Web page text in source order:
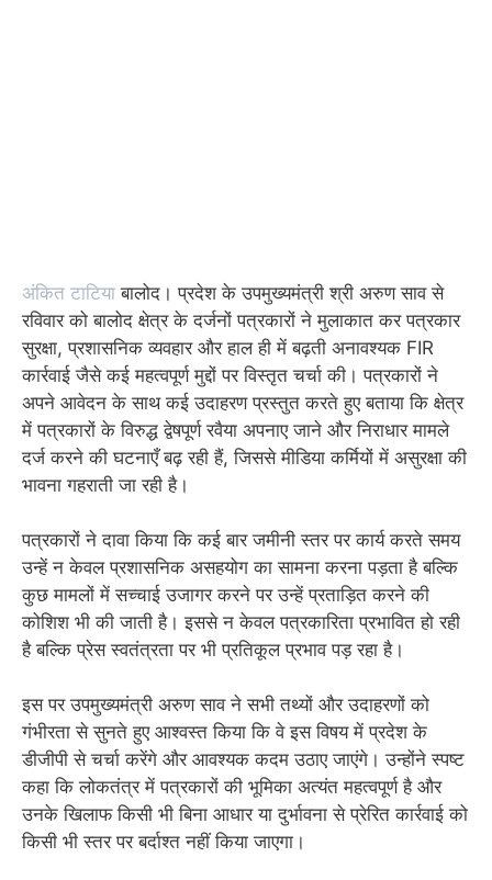
अंकित टाटियाबालोद। प्रदेश के उपमुख्यमंत्री श्री अरुण साव से
रविवार को बालोद क्षेत्र के दर्जनों पत्रकारों ने मुलाकात कर पत्रकार
सुरक्षा, प्रशासनिक व्यवहार और हाल ही में बढ़ती अनावश्यक FIR
कार्रवाई जैसे कई महत्वपूर्ण मुद्दों पर विस्तृत चर्चा की। पत्रकारों ने
अपने आवेदन के साथ कई उदाहरण प्रस्तुत करते हुए बताया कि क्षेत्र
में पत्रकारों के विरुद्ध द्वेषपूर्ण रवैया अपनाए जाने और निराधार मामले
दर्ज करने की घटनाएँ बढ़ रही हैं, जिससे मीडिया कर्मियों में असुरक्षा की
भावना गहराती जा रही है।
पत्रकारों ने दावा किया कि कई बार जमीनी स्तर पर कार्य करते समय
उन्हें न केवल प्रशासनिक असहयोग का सामना करना पड़ता है बल्कि
कुछ मामलों में सच्चाई उजागर करने पर उन्हें प्रताड़ित करने की
कोशिश भी की जाती है। इससे न केवल पत्रकारिता प्रभावित हो रही
है बल्कि प्रेस स्वतंत्रता पर भी प्रतिकूल प्रभाव पड़ रहा है।
इस पर उपमुख्यमंत्री अरुण साव ने सभी तथ्यों और उदाहरणों को
गंभीरता से सुनते हुए आश्वस्त किया कि वे इस विषय में प्रदेश के
डीजीपी से चर्चा करेंगे और आवश्यक कदम उठाए जाएंगे। उन्होंने स्पष्ट
कहा कि लोकतंत्र में पत्रकारों की भूमिका अत्यंत महत्वपूर्ण है और
उनके खिलाफ किसी भी बिना आधार या दुर्भावना से प्रेरित कार्रवाई को
किसी भी स्तर पर बर्दाश्त नहीं किया जाएगा।